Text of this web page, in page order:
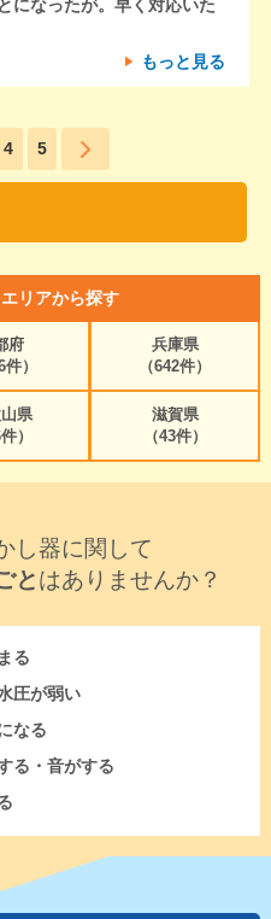
になったが。早く対応いた
もっと見る
4 5
リアから探す
府
件）
兵庫県
（642件）
県
）
滋賀県
（43件）
し器に関して
とはありませんか？
る
圧が弱い
なる
る・音がする